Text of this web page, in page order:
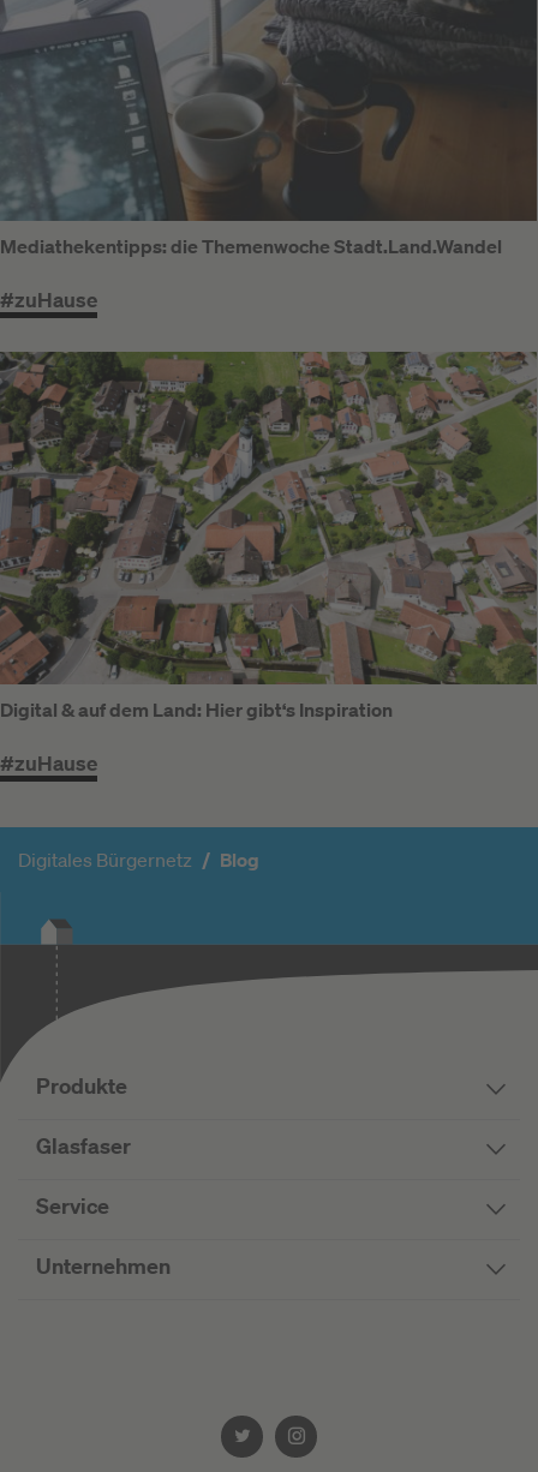
Mediathekentipps: die Themenwoche Stadt.Land.Wandel
#zuHause
Digital & auf dem Land: Hier gibt‘s Inspiration
#zuHause
Digitales Bürgernetz Blog
Produkte
Glasfaser
Service
Unternehmen